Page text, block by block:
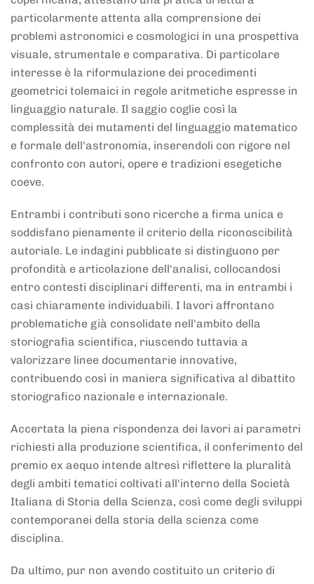
particolarmente attenta alla comprensione dei
problemi astronomici e cosmologici in una prospettiva
visuale, strumentale e comparativa. Di particolare
interesse è la riformulazione dei procedimenti
geometrici tolemaici in regole aritmetiche espresse in
linguaggio naturale. Il saggio coglie così la
complessità dei mutamenti del linguaggio matematico
e formale dell'astronomia, inserendoli con rigore nel
confronto con autori, opere e tradizioni esegetiche
coeve.
Entrambi i contributi sono ricerche a firma unica e
soddisfano pienamente il criterio della riconoscibilità
autoriale. Le indagini pubblicate si distinguono per
profondità e articolazione dell'analisi, collocandosi
entro contesti disciplinari differenti, ma in entrambi i
casi chiaramente individuabili. I lavori affrontano
problematiche già consolidate nell'ambito della
storiografia scientifica, riuscendo tuttavia a
valorizzare linee documentarie innovative,
contribuendo così in maniera significativa al dibattito
storiografico nazionale e internazionale.
Accertata la piena rispondenza dei lavori ai parametri
richiesti alla produzione scientifica, il conferimento del
premio ex aequo intende altresì riflettere la pluralità
degli ambiti tematici coltivati all'interno della Società
Italiana di Storia della Scienza, così come degli sviluppi
contemporanei della storia della scienza come
disciplina.
Da ultimo, pur non avendo costituito un criterio di